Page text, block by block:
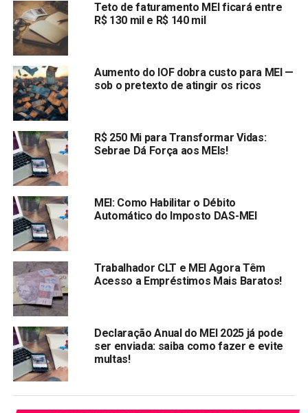
no caso de novos contratos imobiliários. Na aquisição,
clientes pessoas físicas poderão começar a pagar
prestações após seis meses.
Por fim, aCaixa
permitirá que mutuários optem pelo
pagamento parcial de financiamentos, sendo 75% da
prestação por até seis meses ou de 50% a 75%, por até
Compartilhar:
Copy
Link
WhatsApp
TÓPICOS RELACIONADOS:
PRÓXIMA:
Com queda de 7,9% em setembro, Varejo apresenta
seu melhor resultado desde o início da pandemia,
segundo ICVA
NÃO PERCA:
Petrobras precifica emissão de US$1 bi em títulos
globais com vencimento em 2031
Teto de faturamento MEI ficará entre
R$ 130 mil e R$ 140 mil
Aumento do IOF dobra custo para MEI —
sob o pretexto de atingir os ricos
R$ 250 Mi para Transformar Vidas:
Sebrae Dá Força aos MEIs!
MEI: Como Habilitar o Débito
Automático do Imposto DAS-MEI
Trabalhador CLT e MEI Agora Têm
Acesso a Empréstimos Mais Baratos!
Declaração Anual do MEI 2025 já pode
ser enviada: saiba como fazer e evite
multas!